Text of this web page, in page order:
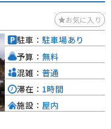
お気に入り
駐車： 駐車場あり
予算： 無料
混雑： 普通
滞在： 1時間
施設： 屋内